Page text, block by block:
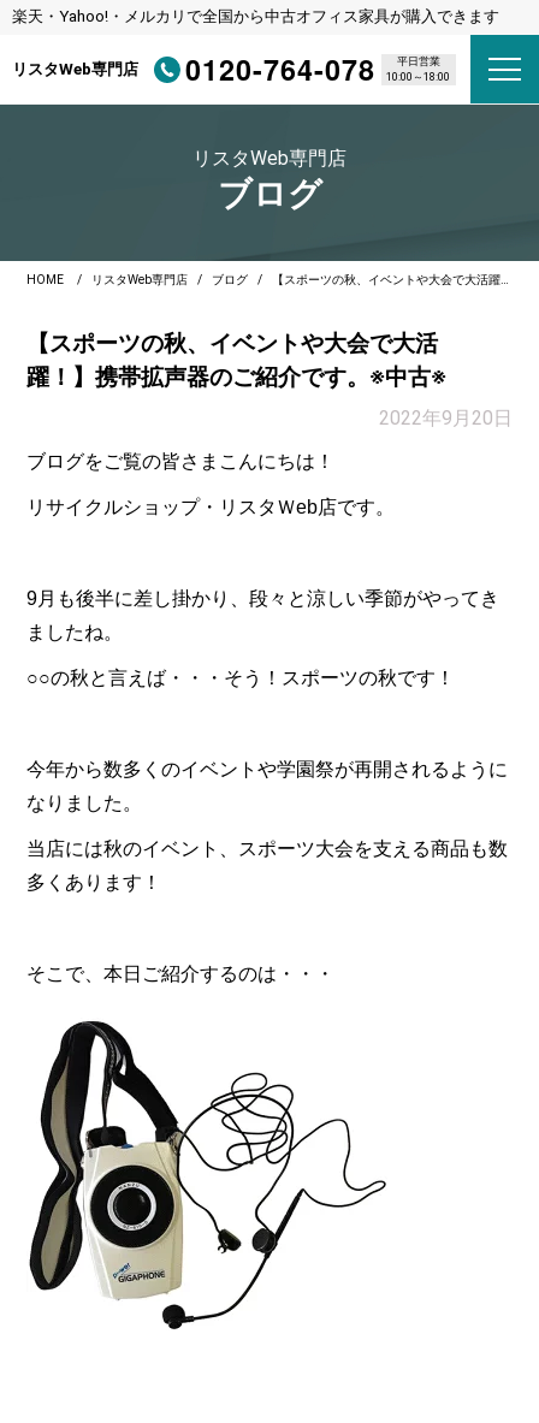
楽天・Yahoo!・メルカリで全国から中古オフィス家具が購入できます
リスタWeb専門店 0120-764-078
平日営業
10:00～18:00
リスタWeb専門店
ブログ
HOME リスタWeb専門店 ブログ 【スポーツの秋、イベントや大会で大活躍！】携帯拡声器のご紹介です。※中古※
【スポーツの秋、イベントや大会で大活
躍！】携帯拡声器のご紹介です。※中古※
2022年9月20日
ブログをご覧の皆さまこんにちは！
リサイクルショップ・リスタＷeb店です。
9月も後半に差し掛かり、段々と涼しい季節がやってき
ましたね。
○○の秋と言えば・・・そう！スポーツの秋です！
今年から数多くのイベントや学園祭が再開されるように
なりました。
当店には秋のイベント、スポーツ大会を支える商品も数
多くあります！
そこで、本日ご紹介するのは・・・